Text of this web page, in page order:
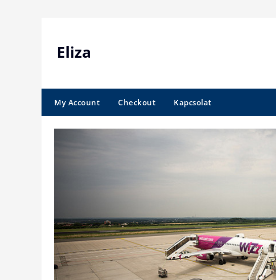
Eliza
My Account Checkout Kapcsolat